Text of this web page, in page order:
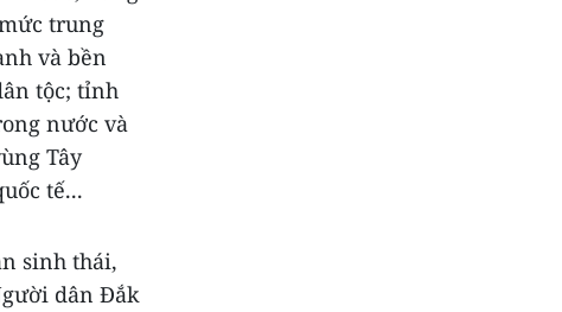
trung
và bền
tộc; tỉnh
nước và
Tây
tế...
sinh thái,
dân Đắk